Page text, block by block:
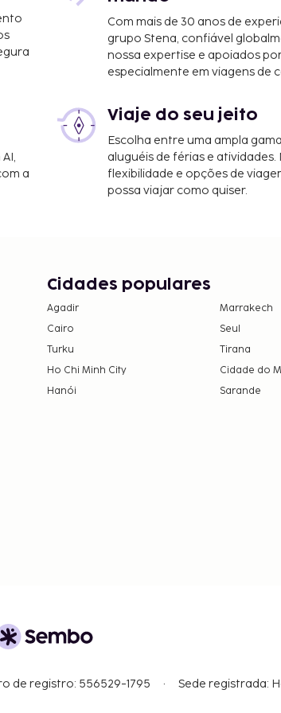
Com mais de 30 anos de
grupo Stena, confiável
nossa expertise e apoiados
especialmente em viagens de
a
Viaje do seu jeito
Escolha entre uma ampla
aluguéis de férias e
flexibilidade e opções de
possa viajar como quiser.
Cidades populares
Agadir Marrakech
Cairo
Seul
Turku
Tirana
Ho Chi Minh City
Cidade do
Hanói
Sarande
de registro: 556529-1795 Sede registrada: